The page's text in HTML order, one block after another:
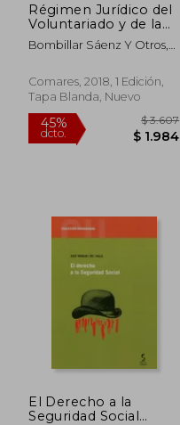
40%
dcto.
Régimen Jurídico del
Voluntariado y de la
Cooperación al
Desarrollo
Bombillar Sáenz Y Otros,
Bustos Y Otros, Francisco L.
Comares, 2018, 1 Edición,
Tapa Blanda, Nuevo
El Derecho a la
Seguridad Social